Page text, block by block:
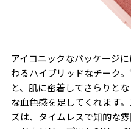
アイコニックなパッケージ
わるハイブリッドなチーク
と、肌に密着してさらりと
な血色感を足してくれます
ズは、タイムレスで知的な